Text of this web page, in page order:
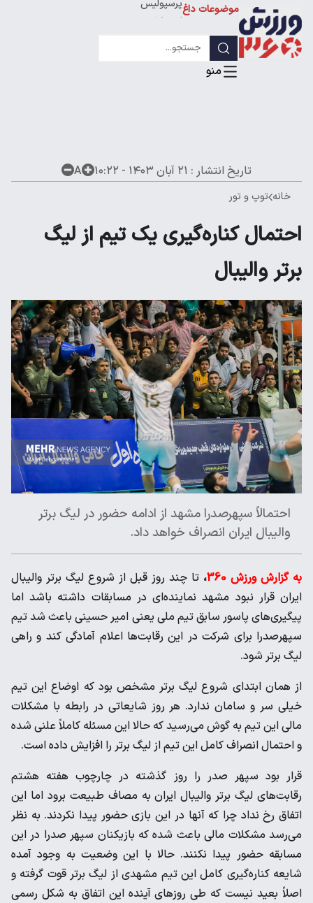
موضوعات داغاستقلال
تاریخ انتشار : ۲۱ آبان ۱۴۰۳ - ۱۰:۲۲ A
خانه توپ و تور
احتمال کناره‌گیری یک تیم از لیگ
برتر والیبال
احتمالاً سپهرصدرا مشهد از ادامه حضور در لیگ برتر
والیبال ایران انصراف خواهد داد.
به گزارش ورزش 360 ، تا چند روز قبل از شروع لیگ برتر والیبال
ایران قرار نبود مشهد نماینده‌ای در مسابقات داشته باشد اما
پیگیری‌های پاسور سابق تیم ملی یعنی امیر حسینی باعث شد تیم
سپهرصدرا برای شرکت در این رقابت‌ها اعلام آمادگی کند و راهی
لیگ برتر شود.
از همان ابتدای شروع لیگ برتر مشخص بود که اوضاع این تیم
خیلی سر و سامان ندارد. هر روز شایعاتی در رابطه با مشکلات
مالی این تیم به گوش می‌رسید که حالا این مسئله کاملاً علنی شده
و احتمال انصراف کامل این تیم از لیگ برتر را افزایش داده است.
قرار بود سپهر صدر را روز گذشته در چارچوب هفته هشتم
رقابت‌های لیگ برتر والیبال ایران به مصاف طبیعت برود اما این
اتفاق رخ نداد چرا که آنها در این بازی حضور پیدا نکردند. به نظر
می‌رسد مشکلات مالی باعث شده که بازیکنان سپهر صدرا در این
مسابقه حضور پیدا نکنند. حالا با این وضعیت به وجود آمده
شایعه کناره‌گیری کامل این تیم مشهدی از لیگ برتر قوت گرفته و
اصلاً بعید نیست که طی روزهای آینده این اتفاق به شکل رسمی